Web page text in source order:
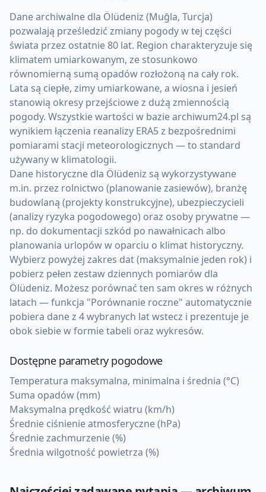
Dane archiwalne dla Ölüdeniz (Muğla, Turcja)
pozwalają prześledzić zmiany pogody w tej części
świata przez ostatnie 80 lat. Region charakteryzuje się
klimatem umiarkowanym, ze stosunkowo
równomierną sumą opadów rozłożoną na cały rok.
Lata są ciepłe, zimy umiarkowane, a wiosna i jesień
stanowią okresy przejściowe z dużą zmiennością
pogody. Wszystkie wartości w bazie archiwum24.pl są
wynikiem łączenia reanalizy ERA5 z bezpośrednimi
pomiarami stacji meteorologicznych — to standard
używany w klimatologii.
Dane historyczne dla Ölüdeniz są wykorzystywane
m.in. przez rolnictwo (planowanie zasiewów), branżę
budowlaną (projekty konstrukcyjne), ubezpieczycieli
(analizy ryzyka pogodowego) oraz osoby prywatne —
np. do dokumentacji szkód po nawałnicach albo
planowania urlopów w oparciu o klimat historyczny.
Wybierz powyżej zakres dat (maksymalnie jeden rok) i
pobierz pełen zestaw dziennych pomiarów dla
Ölüdeniz. Możesz porównać ten sam okres w różnych
latach — funkcja "Porównanie roczne" automatycznie
pobiera dane z 4 wybranych lat wstecz i prezentuje je
obok siebie w formie tabeli oraz wykresów.
Dostępne parametry pogodowe
Temperatura maksymalna, minimalna i średnia (°C)
Suma opadów (mm)
Maksymalna prędkość wiatru (km/h)
Średnie ciśnienie atmosferyczne (hPa)
Średnie zachmurzenie (%)
Średnia wilgotność powietrza (%)